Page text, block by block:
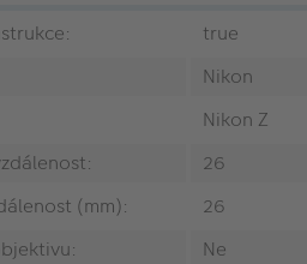
true
Nikon
Nikon Z
26
(mm):
26
Ne